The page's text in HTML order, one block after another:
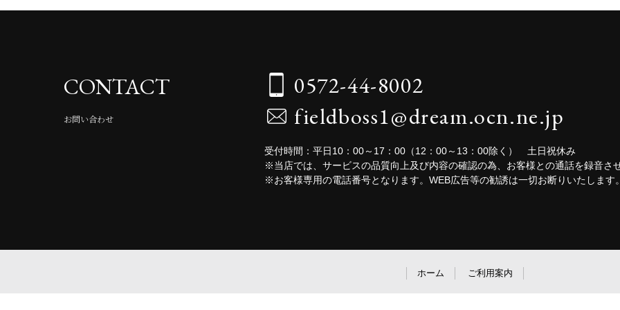
CONTACT
お問い合わせ
0572-44-8002
fieldboss1@dream.ocn.ne.jp
受付時間：平日10：00～17：00（12：00～13：00除く） 土日祝休み
※当店では、サービスの品質向上及び内容の確認の為、お客様との通話を録音さ
※お客様専用の電話番号となります。WEB広告等の勧誘は一切お断りいたします。
ホーム ご利用案内